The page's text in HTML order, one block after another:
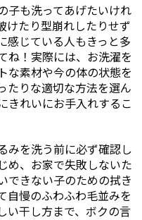
子も洗ってあげたいけれ
けたり型崩れしたりせず
じている人もきっと多
ね！実際には、お洗濯を
な素材や今の体の状態を
たりな適切な方法を選ん
きれいにお手入れするこ
みを洗う前に必ず確認し
め、お家で失敗しないた
できない子のための拭き
自慢のふわふわ毛並みを
い干し方まで、ボクの言